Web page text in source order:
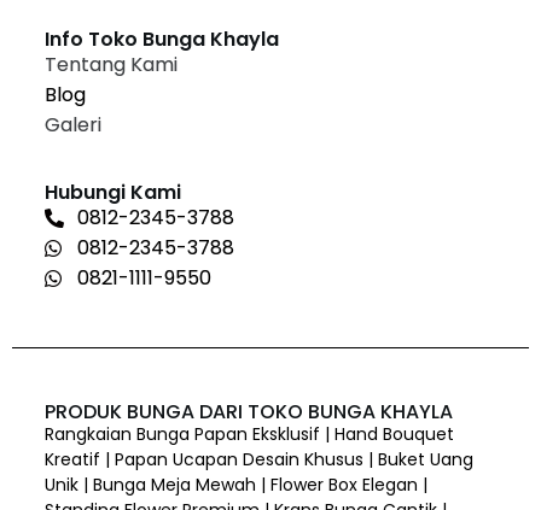
Info Toko Bunga Khayla
Tentang Kami
Blog
Galeri
Hubungi Kami
0812-2345-3788
0812-2345-3788
0821-1111-9550
PRODUK BUNGA DARI TOKO BUNGA KHAYLA
Rangkaian Bunga Papan Eksklusif | Hand Bouquet
Kreatif | Papan Ucapan Desain Khusus | Buket Uang
Unik | Bunga Meja Mewah | Flower Box Elegan |